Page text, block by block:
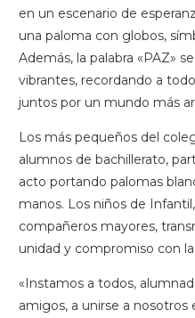
en un escenario de
una paloma con globos,
Además, la palabra «PAZ»
vibrantes, recordando a
juntos por un mundo más
Los más pequeños del
alumnos de bachillerato,
acto portando palomas
manos. Los niños de
compañeros mayores,
unidad y compromiso con la
«Instamos a todos,
amigos, a unirse a